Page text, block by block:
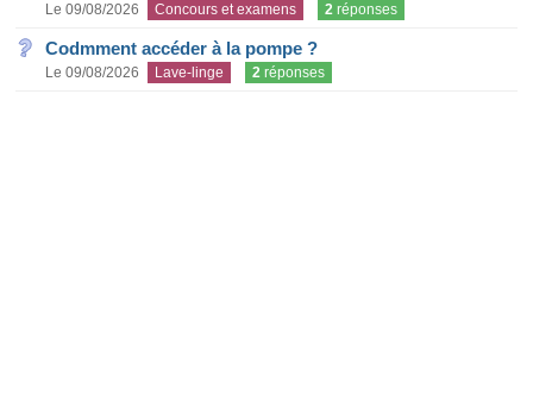
Le 09/08/2026 Concours et examens 2 réponses
Codmment accéder à la pompe ?
Le 09/08/2026 Lave-linge 2 réponses